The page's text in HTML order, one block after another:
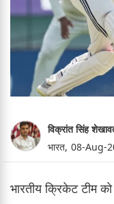
विक्रांत सिंह
भारत, 08-Aug-
भारतीय क्रिकेट टीम